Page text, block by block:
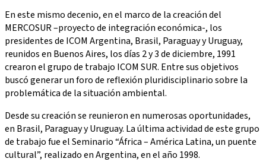
En este mismo decenio, en el marco de la creación del
MERCOSUR –proyecto de integración económica-, los
presidentes de ICOM Argentina, Brasil, Paraguay y Uruguay,
reunidos en Buenos Aires, los días 2 y 3 de diciembre, 1991
crearon el grupo de trabajo ICOM SUR. Entre sus objetivos
buscó generar un foro de reflexión pluridisciplinario sobre la
problemática de la situación ambiental.
Desde su creación se reunieron en numerosas oportunidades,
en Brasil, Paraguay y Uruguay. La última actividad de este grupo
de trabajo fue el Seminario “África – América Latina, un puente
cultural”, realizado en Argentina, en el año 1998.